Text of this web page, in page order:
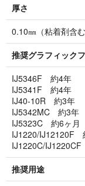
厚さ
0.10㎜（粘着剤含
推奨グラフィック
IJ5346F 約4年
IJ5341F 約4年
IJ40-10R 約3年
IJ5342MC 約3年
IJ5323C 約6ヶ月
IJ1220/IJ12120F
IJ1220C/
推奨用途